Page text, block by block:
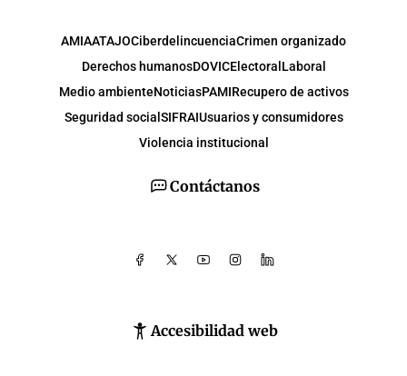
Contáctanos
Accesibilidad web
AMIAATAJOCiberdelincuenciaCrimen organizado
Derechos humanosDOVICElectoral Laboral
Medio ambienteNoticiasPAMIRecupero de activos
Seguridad social SIFRAIUsuarios y consumidores
Violencia institucional